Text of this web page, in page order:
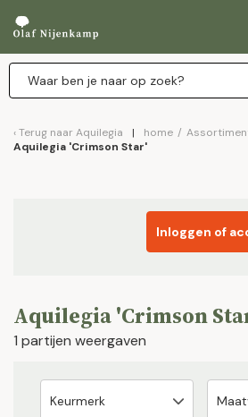
Terug naar Aquilegia home /
Aquilegia 'Crimson Star'
Inloggen of
Aquilegia 'Crimson
1 partijen weergaven